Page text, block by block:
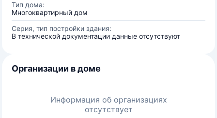
Тип дома:
Многоквартирный дом
Серия, тип постройки здания:
В технической документации данные отсутствуют
Организации в доме
Информация об организациях
отсутствует